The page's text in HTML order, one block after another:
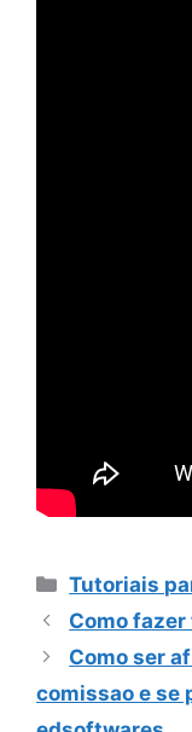
Categorias
Tutoriais
Como
Como ser
comissao e se